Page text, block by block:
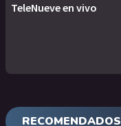
TeleNueve en vivo
RECOMENDADOS